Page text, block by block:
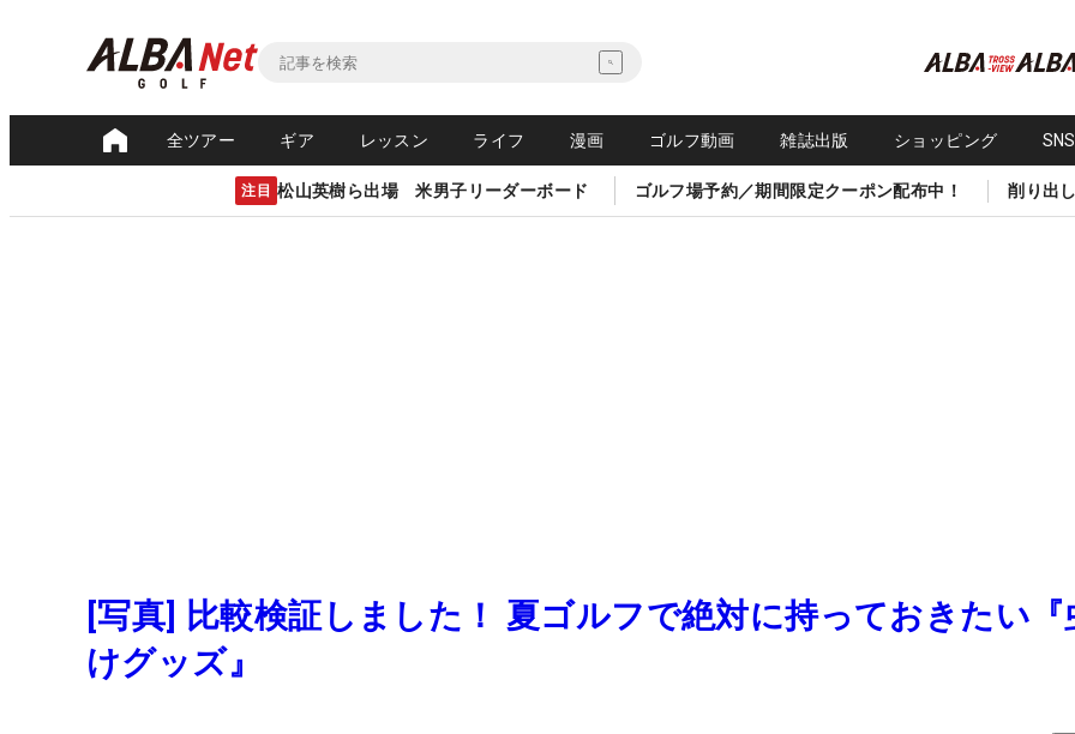
全ツアー ギア レッスン ライフ 漫画 ゴルフ動画 雑誌出版 ショッピング
注目 松山英樹ら出場 米男子リーダーボード ゴルフ場予約／期間限定クーポン配布中！ 削り出
[写真] 比較検証しました！ 夏ゴルフで絶対に持っておきたい『
けグッズ』